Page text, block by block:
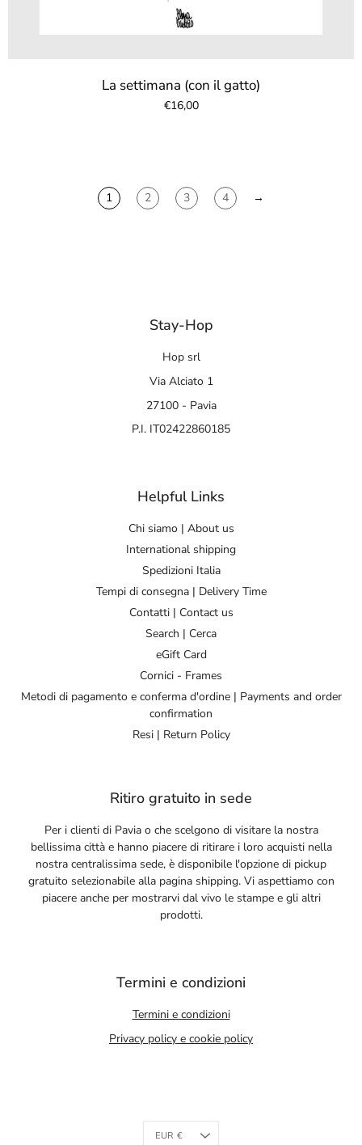
La settimana (con il gatto)
€16,00
1 2 3 4 →
Stay-Hop
Hop srl
Via Alciato 1
27100 - Pavia
P.I. IT02422860185
Helpful Links
Chi siamo | About us
International shipping
Spedizioni Italia
Tempi di consegna | Delivery Time
Contatti | Contact us
Search | Cerca
eGift Card
Cornici - Frames
Metodi di pagamento e conferma d'ordine | Payments and order
confirmation
Resi | Return Policy
Ritiro gratuito in sede
Per i clienti di Pavia o che scelgono di visitare la nostra
bellissima città e hanno piacere di ritirare i loro acquisti nella
nostra centralissima sede, è disponibile l'opzione di pickup
gratuito selezionabile alla pagina shipping. Vi aspettiamo con
piacere anche per mostrarvi dal vivo le stampe e gli altri
prodotti.
Termini e condizioni
Termini e condizioni
Privacy policy e cookie policy
Currency
EUR €